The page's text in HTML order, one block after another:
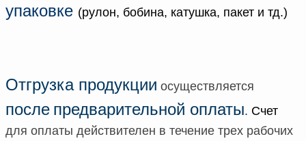
упаковке (рулон, бобина, катушка, пакет и тд.)
Отгрузка продукции осуществляется
после предварительной оплаты. Счет
для оплаты действителен в течение трех рабочих